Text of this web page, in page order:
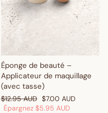
Éponge de beauté –
Applicateur de maquillage
(avec tasse)
Prix
régulier
$12.95 AUD Prix
réduit
$7.00 AUD
Épargnez $5.95 AUD
OFF